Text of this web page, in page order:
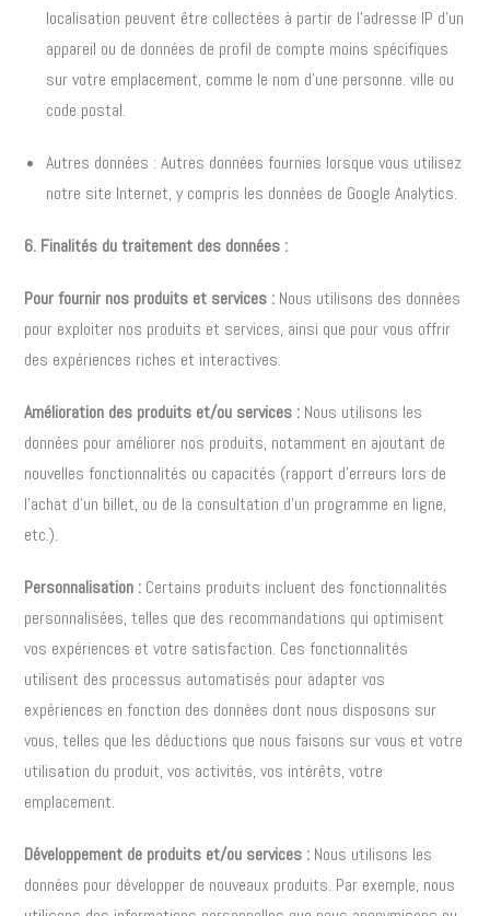
localisation peuvent être collectées à partir de l’adresse IP d’un
appareil ou de données de profil de compte moins spécifiques
sur votre emplacement, comme le nom d’une personne. ville ou
code postal.
Autres données : Autres données fournies lorsque vous utilisez
notre site Internet, y compris les données de Google Analytics.
6. Finalités du traitement des données :
Pour fournir nos produits et services : Nous utilisons des données
pour exploiter nos produits et services, ainsi que pour vous offrir
des expériences riches et interactives.
Amélioration des produits et/ou services : Nous utilisons les
données pour améliorer nos produits, notamment en ajoutant de
nouvelles fonctionnalités ou capacités (rapport d’erreurs lors de
l’achat d’un billet, ou de la consultation d’un programme en ligne,
etc.).
Personnalisation : Certains produits incluent des fonctionnalités
personnalisées, telles que des recommandations qui optimisent
vos expériences et votre satisfaction. Ces fonctionnalités
utilisent des processus automatisés pour adapter vos
expériences en fonction des données dont nous disposons sur
vous, telles que les déductions que nous faisons sur vous et votre
utilisation du produit, vos activités, vos intérêts, votre
emplacement.
Développement de produits et/ou services : Nous utilisons les
données pour développer de nouveaux produits. Par exemple, nous